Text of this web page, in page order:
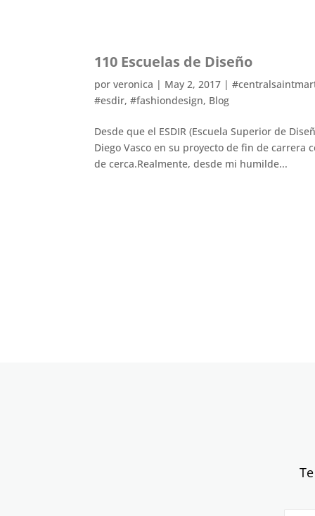
110 Escuelas de Diseño
porveronica | May 2, 2017 |
#esdir,#fashiondesign, Blog
Desde que el ESDIR (Escuela Superior de
Diego Vasco en su proyecto de fin de carrera
de cerca.Realmente, desde mi humilde...